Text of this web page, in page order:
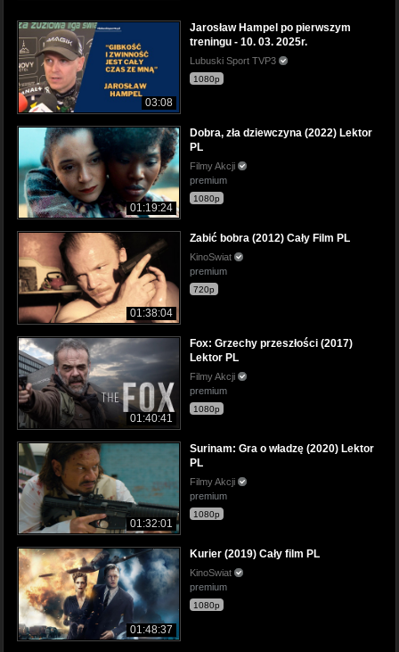
03:08
Jarosław Hampel po pierwszym
treningu - 10. 03. 2025r.
Lubuski Sport TVP3
1080p
01:19:24
Dobra, zła dziewczyna (2022) Lektor
PL
Filmy Akcji
premium
1080p
01:38:04
Zabić bobra (2012) Cały Film PL
KinoSwiat
premium
720p
01:40:41
Fox: Grzechy przeszłości (2017)
Lektor PL
Filmy Akcji
premium
1080p
01:32:01
Surinam: Gra o władzę (2020) Lektor
PL
Filmy Akcji
premium
1080p
01:48:37
Kurier (2019) Cały film PL
KinoSwiat
premium
1080p